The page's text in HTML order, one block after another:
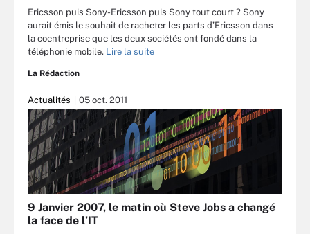
Ericsson puis Sony-Ericsson puis Sony tout court ? Sony
aurait émis le souhait de racheter les parts d’Ericsson dans
la coentreprise que les deux sociétés ont fondé dans la
téléphonie mobile. Lire la suite
La Rédaction
Actualités 05 oct. 2011
9 Janvier 2007, le matin où Steve Jobs a changé
la face de l’IT